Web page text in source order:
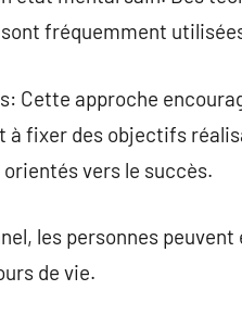
fréquemment
Cette approche
fixer des objectifs
vers le succès.
les personnes
de vie.